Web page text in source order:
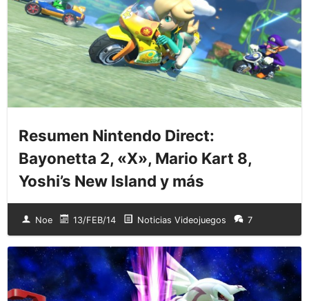
Resumen Nintendo Direct:
Bayonetta 2, «X», Mario Kart 8,
Yoshi’s New Island y más
Noe 13/FEB/14 Noticias Videojuegos 7